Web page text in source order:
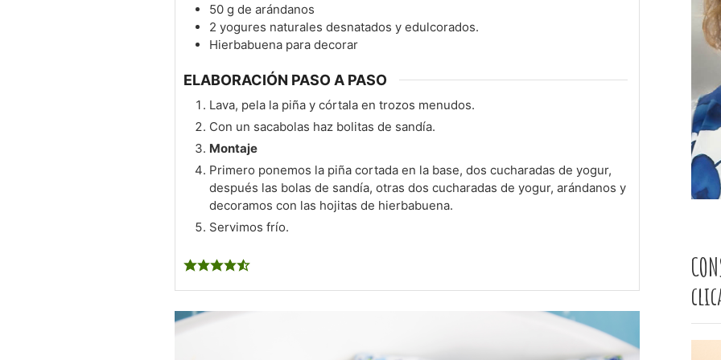
50 g de arándanos
2 yogures naturales desnatados y edulcorados.
Hierbabuena para decorar
ELABORACIÓN PASO A PASO
Lava, pela la piña y córtala en trozos menudos.
Con un sacabolas haz bolitas de sandía.
Montaje
Primero ponemos la piña cortada en la base, dos cucharadas de yogur,
después las bolas de sandía, otras dos cucharadas de yogur, arándanos y
decoramos con las hojitas de hierbabuena.
Servimos frío.